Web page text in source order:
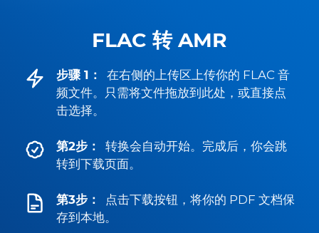
FLAC 转 AMR
步骤 1：
在右侧的上传区上传你的 FLAC 音
频文件。只需将文件拖放到此处，或直接点
击选择。
第2步：
转换会自动开始。完成后，你会跳
转到下载页面。
第3步：
点击下载按钮，将你的 PDF 文档保
存到本地。